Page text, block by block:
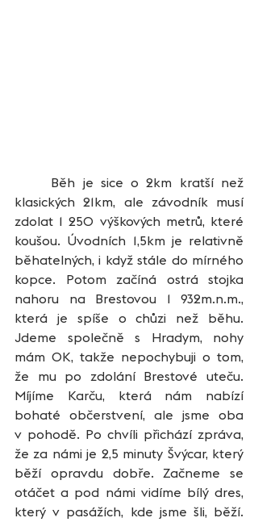
klasických 21km, ale závodník musí
zdolat 1 250 výškových metrů, které
koušou. Úvodních 1,5km je relativně
běhatelných, i když stále do mírného
kopce. Potom začíná ostrá stojka
nahoru na Brestovou 1 932m.n.m.,
která je spíše o chůzi než běhu.
Jdeme společně s Hradym, nohy
mám OK, takže nepochybuji o tom,
že mu po zdolání Brestové uteču.
Míjíme Karču, která nám nabízí
bohaté občerstvení, ale jsme oba
v pohodě. Po chvíli přichází zpráva,
že za námi je 2,5 minuty Švýcar, který
běží opravdu dobře. Začneme se
otáčet a pod námi vidíme bílý dres,
který v pasážích, kde jsme šli, běží.